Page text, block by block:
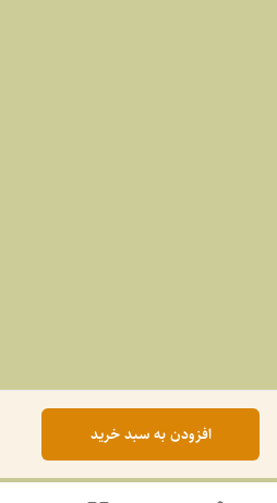
افزودن به سبد خرید